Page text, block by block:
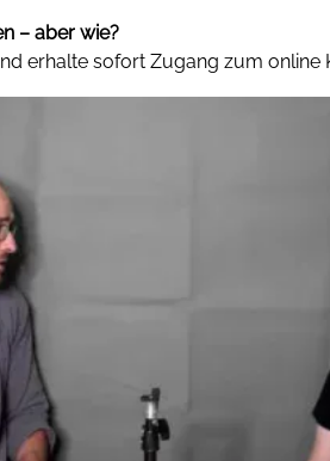
– aber wie?
erhalte sofort Zugang zum online